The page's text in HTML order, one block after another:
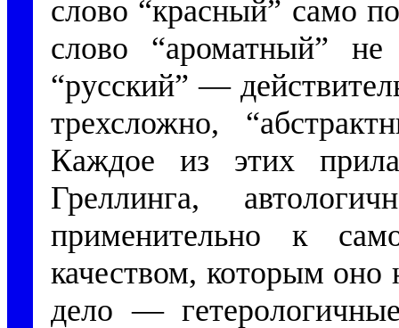
слово “красный” само
слово “ароматный” не
“русский” —
трехсложно,
Каждое из этих
Греллинга,
применительно к
качеством, которым оно
дело —